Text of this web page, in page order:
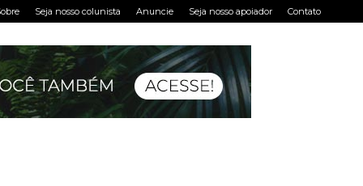
Seja nosso colunista Anuncie Seja nosso apoiador Contato